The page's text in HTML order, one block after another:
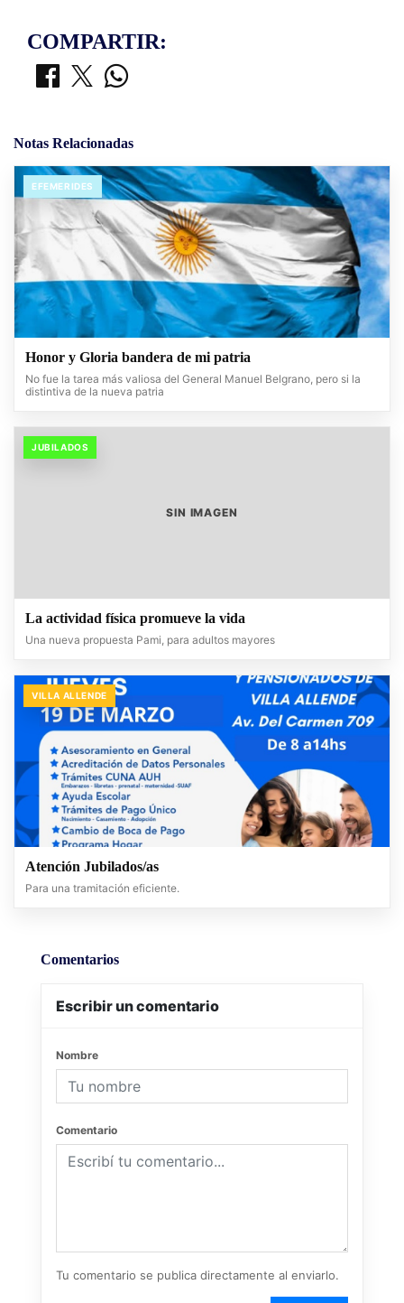
COMPARTIR:
Notas Relacionadas
EFEMERIDES
Honor y Gloria bandera de mi patria
No fue la tarea más valiosa del General Manuel Belgrano, pero si la
distintiva de la nueva patria
JUBILADOS
SIN IMAGEN
La actividad física promueve la vida
Una nueva propuesta Pami, para adultos mayores
VILLA ALLENDE
Atención Jubilados/as
Para una tramitación eficiente.
Comentarios
Escribir un comentario
Nombre
Comentario
Tu comentario se publica directamente al enviarlo.